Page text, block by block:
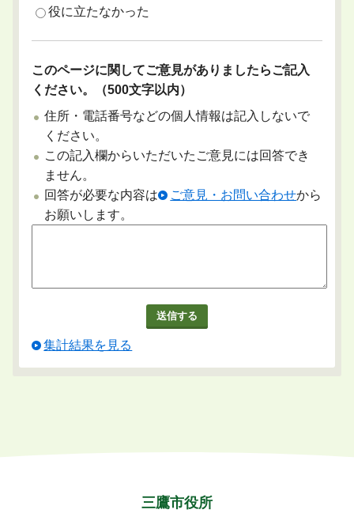
役に立たなかった
このページに関してご意見がありましたらご記入
ください。（500文字以内）
住所・電話番号などの個人情報は記入しないで
ください。
この記入欄からいただいたご意見には回答でき
ません。
回答が必要な内容は
ご意見・お問い合わせから
お願いします。
集計結果を見る
三鷹市役所